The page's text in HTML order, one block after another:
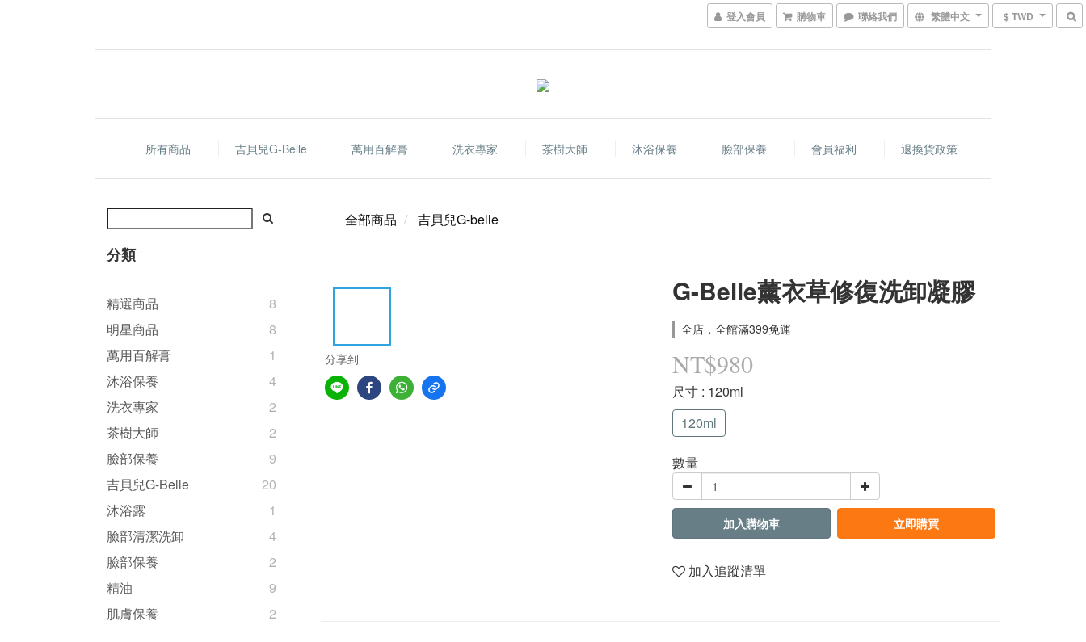
登入會員 購物車 聯絡我們 繁體中文 $ TWD
所有商品 吉貝兒G-Belle 萬用百解膏 洗衣專家 茶樹大師 沐浴保養 臉部保養 會員福利 退換貨政策
分類
精選商品
8
明星商品
8
萬用百解膏
1
沐浴保養
4
洗衣專家
2
茶樹大師
2
臉部保養
9
吉貝兒G-Belle
20
沐浴露
1
臉部清潔洗卸
4
臉部保養
2
精油
9
肌膚保養
2
全部商品 吉貝兒G-belle
分享到
G-Belle薰衣草修復洗卸凝膠
全店，全館滿399免運
NT$980
尺寸 : 120ml
120ml
數量
加入購物車 立即購買
加入追蹤清單